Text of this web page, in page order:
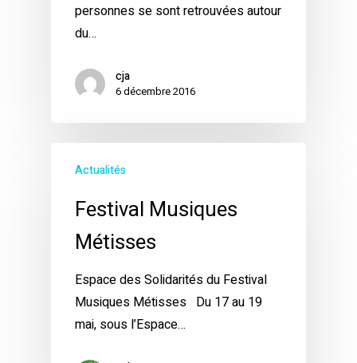
personnes se sont retrouvées autour
du…
cja
6 décembre 2016
Actualités
Festival Musiques
Métisses
Espace des Solidarités du Festival
Musiques Métisses Du 17 au 19
mai, sous l’Espace…